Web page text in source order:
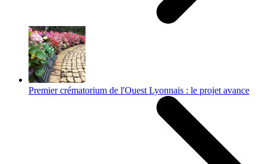
Premier crématorium de l'Ouest Lyonnais : le projet avance